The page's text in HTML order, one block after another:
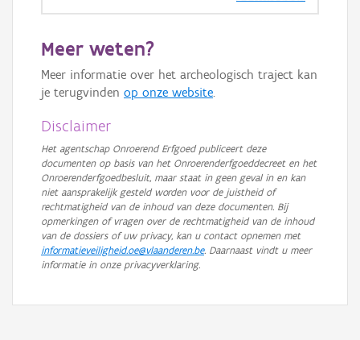
Meer weten?
Meer informatie over het archeologisch traject kan
je terugvinden op onze website.
Disclaimer
Het agentschap Onroerend Erfgoed publiceert deze
documenten op basis van het Onroerenderfgoeddecreet en het
Onroerenderfgoedbesluit, maar staat in geen geval in en kan
niet aansprakelijk gesteld worden voor de juistheid of
rechtmatigheid van de inhoud van deze documenten. Bij
opmerkingen of vragen over de rechtmatigheid van de inhoud
van de dossiers of uw privacy, kan u contact opnemen met
informatieveiligheid.oe@vlaanderen.be. Daarnaast vindt u meer
informatie in onze privacyverklaring.